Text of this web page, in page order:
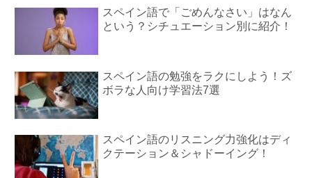
スペイン語で「ごめんなさい」はなん
という？シチュエーション別に紹介！
スペイン語の勉強をラクにしよう！ズ
ボラな人向け学習法7選
スペイン語のリスニング力強化はディ
クテーション＆シャドーイング！